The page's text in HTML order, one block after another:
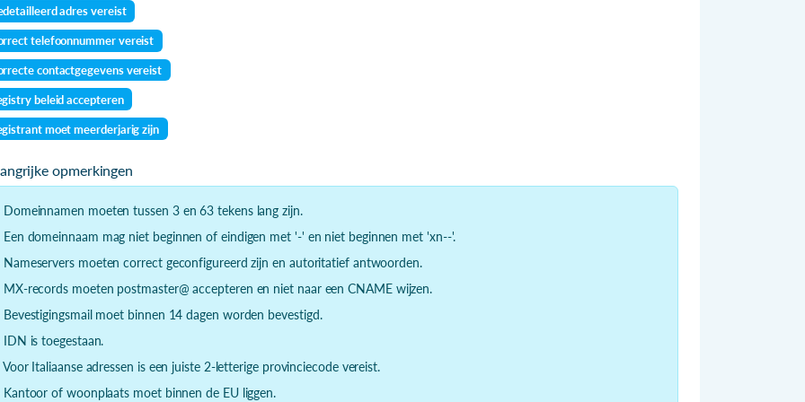
adres vereist
telefoonnummer vereist
contactgegevens vereist
beleid accepteren
moet meerderjarig zijn
opmerkingen
Domeinnamen moeten tussen 3 en 63 tekens lang zijn.
Een domeinnaam mag niet beginnen of eindigen met '-' en niet beginnen met 'xn--'.
Nameservers moeten correct geconfigureerd zijn en autoritatief antwoorden.
MX-records moeten postmaster@ accepteren en niet naar een CNAME wijzen.
Bevestigingsmail moet binnen 14 dagen worden bevestigd.
IDN is toegestaan.
Voor Italiaanse adressen is een juiste 2-letterige provinciecode vereist.
Kantoor of woonplaats moet binnen de EU liggen.